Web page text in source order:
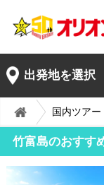
出発地を選択
国内ツアー
竹富島のおすす